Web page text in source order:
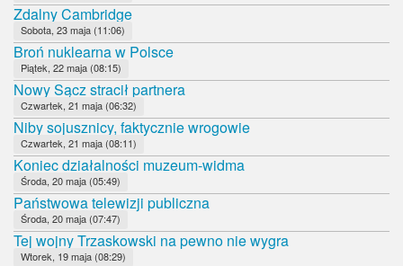
Zdalny Cambridge
Sobota, 23 maja (11:06)
Broń nuklearna w Polsce
Piątek, 22 maja (08:15)
Nowy Sącz stracił partnera
Czwartek, 21 maja (06:32)
Niby sojusznicy, faktycznie wrogowie
Czwartek, 21 maja (08:11)
Koniec działalności muzeum-widma
Środa, 20 maja (05:49)
Państwowa telewizji publiczna
Środa, 20 maja (07:47)
Tej wojny Trzaskowski na pewno nie wygra
Wtorek, 19 maja (08:29)